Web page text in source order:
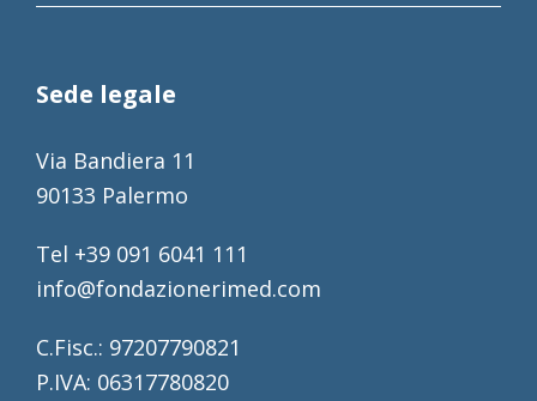
Sede legale
Via Bandiera 11
90133 Palermo
Tel +39 091 6041 111
info@fondazionerimed.com
C.Fisc.: 97207790821
P.IVA: 06317780820